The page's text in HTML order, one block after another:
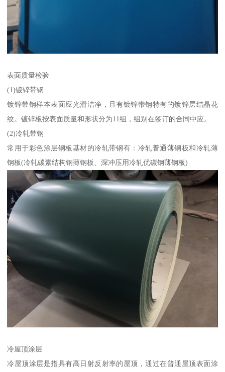
表面质量检验
(1)镀锌带钢
镀锌带钢样本表面应光滑洁净，且有镀锌带钢特有的镀锌层结晶花
纹。镀锌板按表面质量和形状分为11组，组别在签订的合同中应。
(2)冷轧带钢
常用于彩色涂层钢板基材的冷轧带钢有：冷轧普通薄钢板和冷轧薄
钢板(冷轧碳素结构钢薄钢板、深冲压用冷轧优碳钢薄钢板)
冷屋顶涂层
冷屋顶涂层是指具有高日射反射率的屋顶，通过在普通屋顶表面涂